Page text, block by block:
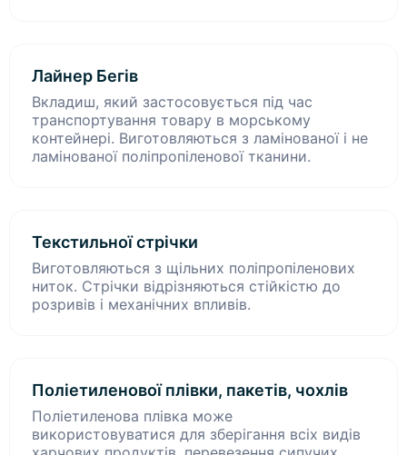
Лайнер Бегів
Вкладиш, який застосовується під час
транспортування товару в морському
контейнері. Виготовляються з ламінованої і не
ламінованої поліпропіленової тканини.
Текстильної стрічки
Виготовляються з щільних поліпропіленових
ниток. Стрічки відрізняються стійкістю до
розривів і механічних впливів.
Поліетиленової плівки, пакетів, чохлів
Поліетиленова плівка може
використовуватися для зберігання всіх видів